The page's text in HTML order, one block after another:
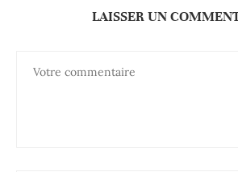
LAISSER UN